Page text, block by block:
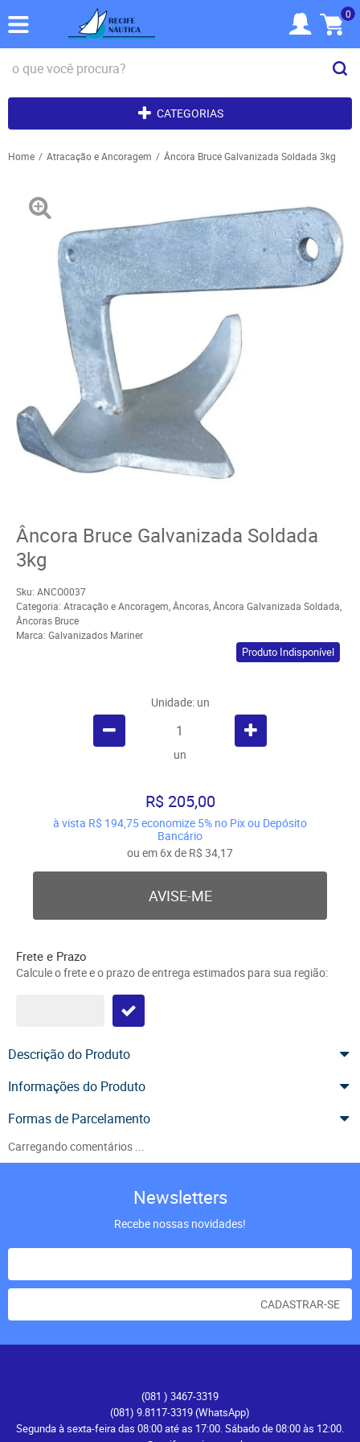
0
CATEGORIAS
Home Atracação e Ancoragem Âncora Bruce Galvanizada Soldada 3kg
Âncora Bruce Galvanizada Soldada
3kg
Sku: ANCO0037
Categoria: Atracação e Ancoragem,Âncoras,Âncora Galvanizada Soldada,
Âncoras Bruce
Marca: Galvanizados Mariner
Produto Indisponível
Unidade: un
un
R$ 205,00
à vista R$ 194,75economize 5% no Pix ou Depósito
Bancário
ou em 6xde R$ 34,17
AVISE-ME
Frete e Prazo
Calcule o frete e o prazo de entrega estimados para sua região:
Descrição do Produto
Informações do Produto
Formas de Parcelamento
Carregando comentários ...
Newsletters
Recebe nossas novidades!
CADASTRAR-SE
(081 ) 3467-3319
(081) 9.8117-3319(WhatsApp)
Segunda à sexta-feira das 08:00 até as 17:00. Sábado de 08:00 às 12:00.